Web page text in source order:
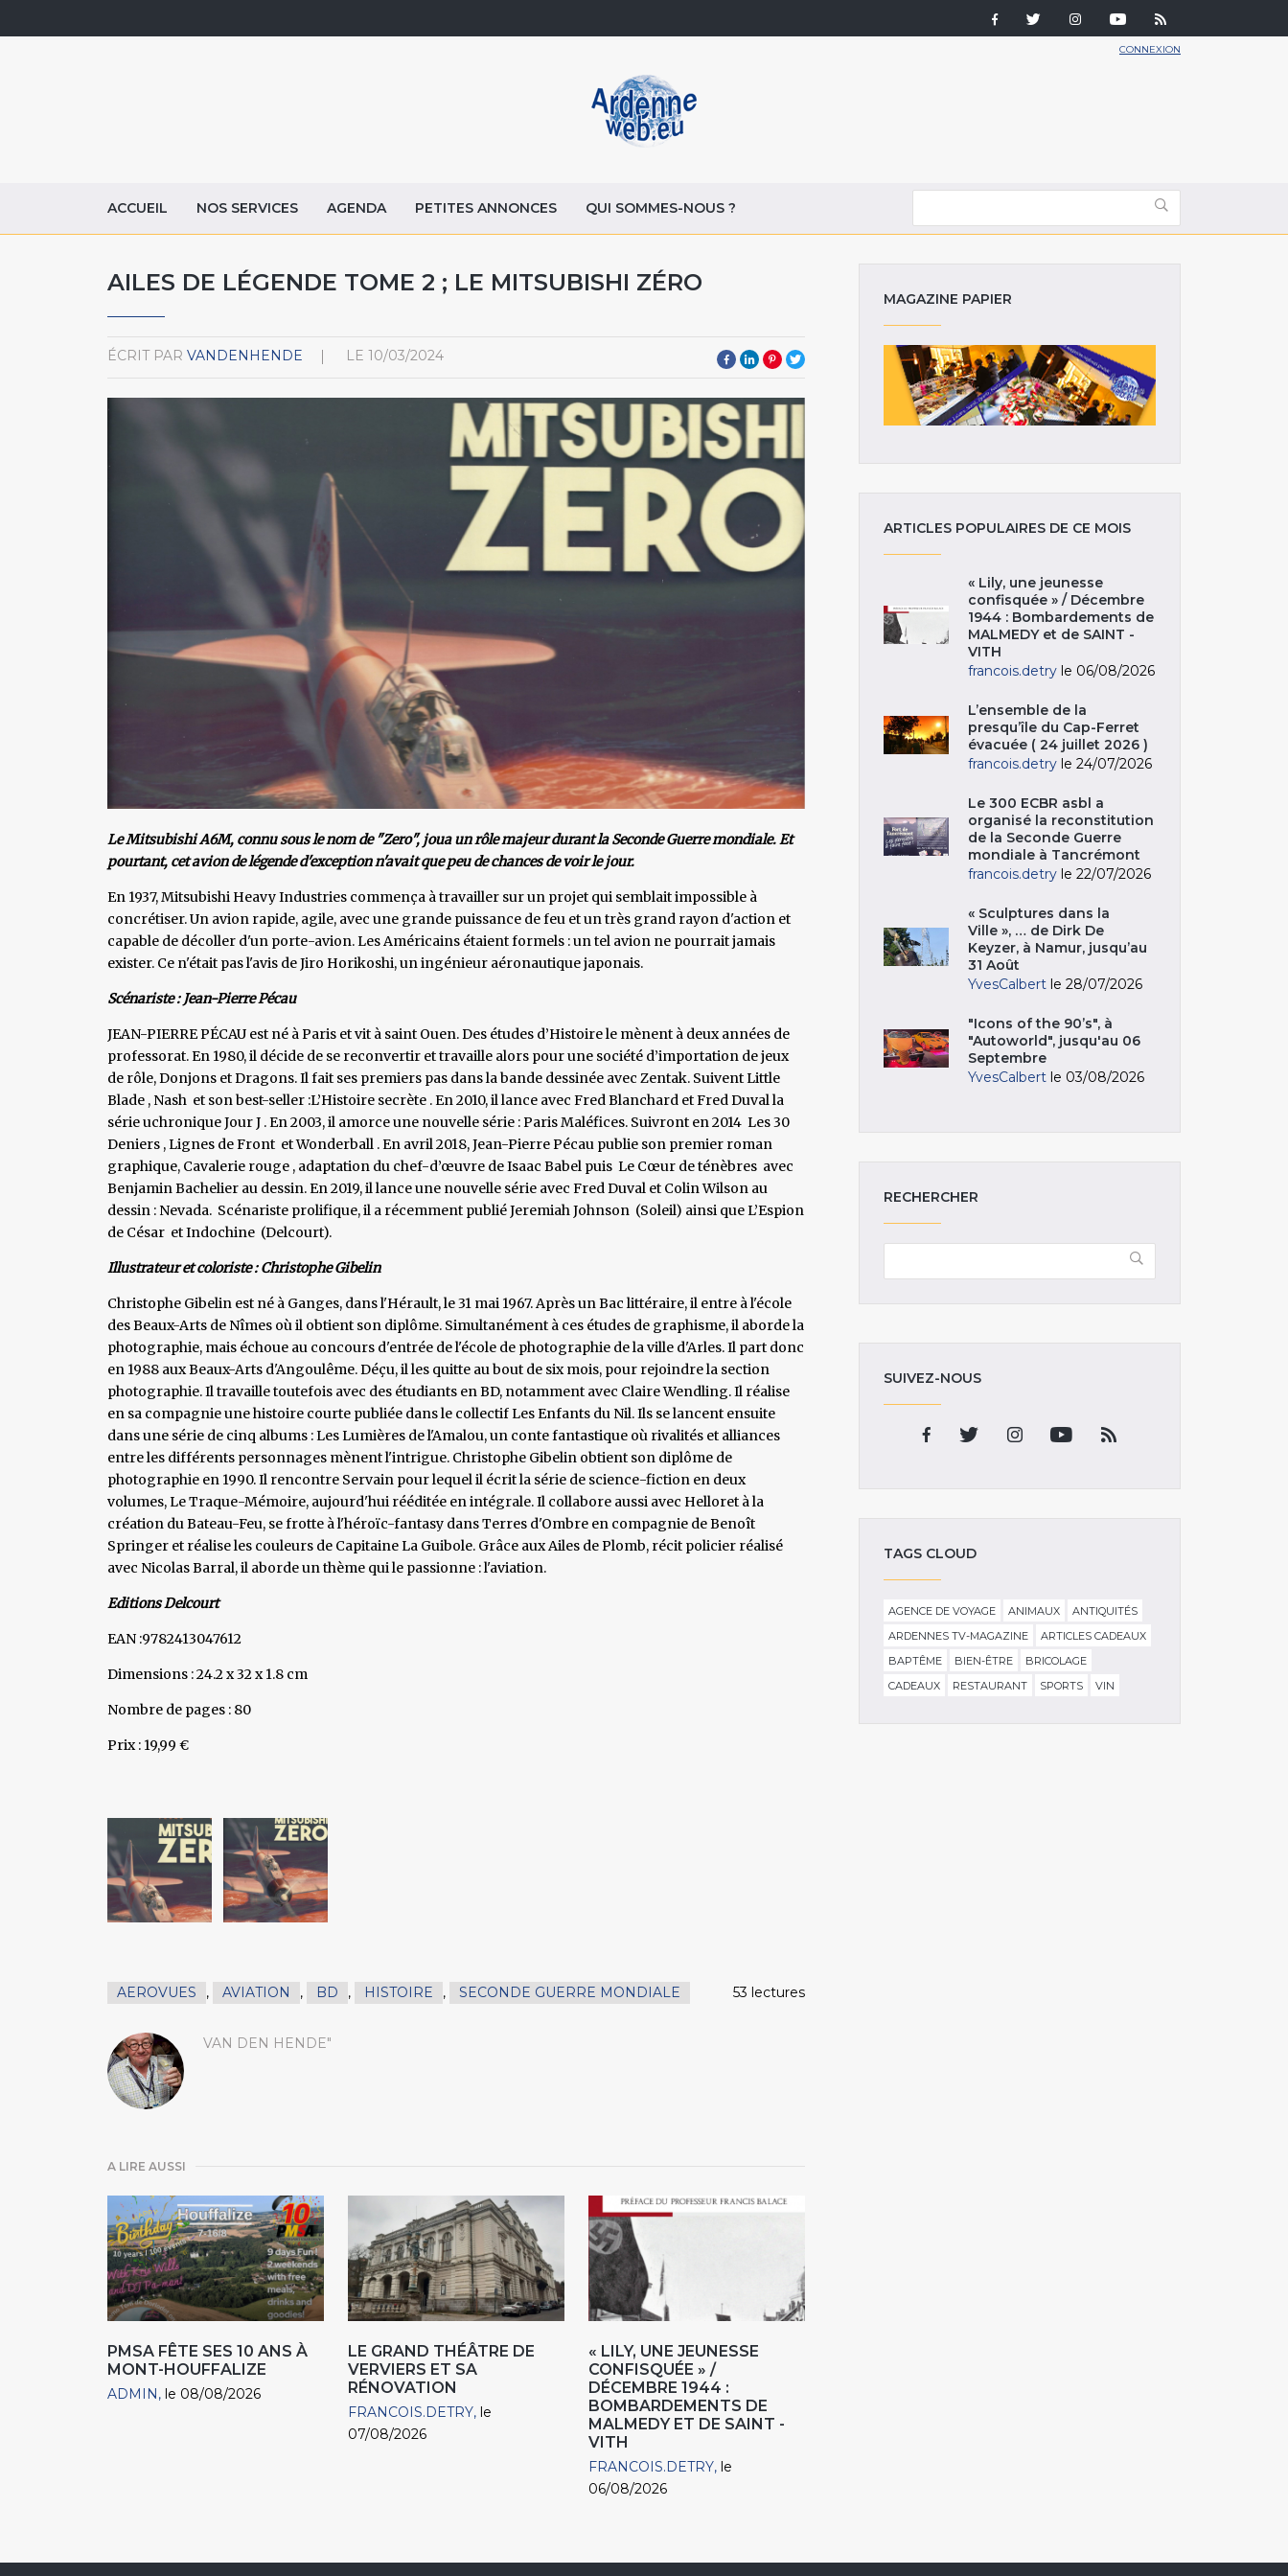
CONNEXION
ACCUEIL NOS SERVICES AGENDA PETITES ANNONCES QUI SOMMES-NOUS ?
AILES DE LÉGENDE TOME 2 ; LE MITSUBISHI ZÉRO
ÉCRIT PAR VANDENHENDE LE 10/03/2024
Le Mitsubishi A6M, connu sous le nom de "Zero", joua un rôle majeur durant la Seconde Guerre mondiale. Et
pourtant, cet avion de légende d'exception n'avait que peu de chances de voir le jour.
En 1937, Mitsubishi Heavy Industries commença à travailler sur un projet qui semblait impossible à
concrétiser. Un avion rapide, agile, avec une grande puissance de feu et un très grand rayon d'action et
capable de décoller d'un porte-avion. Les Américains étaient formels : un tel avion ne pourrait jamais
exister. Ce n'était pas l'avis de Jiro Horikoshi, un ingénieur aéronautique japonais.
Scénariste : Jean-Pierre Pécau
JEAN-PIERRE PÉCAU est né à Paris et vit à saint Ouen. Des études d’Histoire le mènent à deux années de
professorat. En 1980, il décide de se reconvertir et travaille alors pour une société d’importation de jeux
de rôle, Donjons et Dragons. Il fait ses premiers pas dans la bande dessinée avec Zentak. Suivent Little
Blade , Nash et son best-seller :L’Histoire secrète . En 2010, il lance avec Fred Blanchard et Fred Duval la
série uchronique Jour J . En 2003, il amorce une nouvelle série : Paris Maléfices. Suivront en 2014 Les 30
Deniers , Lignes de Front et Wonderball . En avril 2018, Jean-Pierre Pécau publie son premier roman
graphique, Cavalerie rouge , adaptation du chef-d’œuvre de Isaac Babel puis Le Cœur de ténèbres avec
Benjamin Bachelier au dessin. En 2019, il lance une nouvelle série avec Fred Duval et Colin Wilson au
dessin : Nevada. Scénariste prolifique, il a récemment publié Jeremiah Johnson (Soleil) ainsi que L’Espion
de César et Indochine (Delcourt).
Illustrateur et coloriste : Christophe Gibelin
Christophe Gibelin est né à Ganges, dans l'Hérault, le 31 mai 1967. Après un Bac littéraire, il entre à l'école
des Beaux-Arts de Nîmes où il obtient son diplôme. Simultanément à ces études de graphisme, il aborde la
photographie, mais échoue au concours d'entrée de l'école de photographie de la ville d'Arles. Il part donc
en 1988 aux Beaux-Arts d'Angoulême. Déçu, il les quitte au bout de six mois, pour rejoindre la section
photographie. Il travaille toutefois avec des étudiants en BD, notamment avec Claire Wendling. Il réalise
en sa compagnie une histoire courte publiée dans le collectif Les Enfants du Nil. Ils se lancent ensuite
dans une série de cinq albums : Les Lumières de l'Amalou, un conte fantastique où rivalités et alliances
entre les différents personnages mènent l'intrigue. Christophe Gibelin obtient son diplôme de
photographie en 1990. Il rencontre Servain pour lequel il écrit la série de science-fiction en deux
volumes, Le Traque-Mémoire, aujourd'hui rééditée en intégrale. Il collabore aussi avec Helloret à la
création du Bateau-Feu, se frotte à l'héroïc-fantasy dans Terres d'Ombre en compagnie de Benoît
Springer et réalise les couleurs de Capitaine La Guibole. Grâce aux Ailes de Plomb, récit policier réalisé
avec Nicolas Barral, il aborde un thème qui le passionne : l'aviation.
Editions Delcourt
EAN :9782413047612
Dimensions : 24.2 x 32 x 1.8 cm
Nombre de pages : 80
Prix : 19,99 €
AEROVUES , AVIATION , BD , HISTOIRE , SECONDE GUERRE MONDIALE 53 lectures
VAN DEN HENDE"
A LIRE AUSSI
PMSA FÊTE SES 10 ANS À
MONT-HOUFFALIZE
ADMIN le 08/08/2026
LE GRAND THÉÂTRE DE
VERVIERS ET SA
RÉNOVATION
FRANCOIS.DETRY le
07/08/2026
« LILY, UNE JEUNESSE
CONFISQUÉE » /
DÉCEMBRE 1944 :
BOMBARDEMENTS DE
MALMEDY ET DE SAINT -
VITH
FRANCOIS.DETRY le
06/08/2026
MAGAZINE PAPIER
ARTICLES POPULAIRES DE CE MOIS
« Lily, une jeunesse
confisquée » / Décembre
1944 : Bombardements de
MALMEDY et de SAINT -
VITH
francois.detry le 06/08/2026
L’ensemble de la
presqu’île du Cap-Ferret
évacuée ( 24 juillet 2026 )
francois.detry le 24/07/2026
Le 300 ECBR asbl a
organisé la reconstitution
de la Seconde Guerre
mondiale à Tancrémont
francois.detry le 22/07/2026
« Sculptures dans la
Ville », … de Dirk De
Keyzer, à Namur, jusqu’au
31 Août
YvesCalbert le 28/07/2026
"Icons of the 90’s", à
"Autoworld", jusqu'au 06
Septembre
YvesCalbert le 03/08/2026
RECHERCHER
SUIVEZ-NOUS
TAGS CLOUD
AGENCE DE VOYAGE ANIMAUX
ANTIQUITÉS
ARDENNES TV-MAGAZINE
ARTICLES CADEAUX
BAPTÊME
BIEN-ÊTRE
BRICOLAGE
CADEAUX
RESTAURANT SPORTS VIN